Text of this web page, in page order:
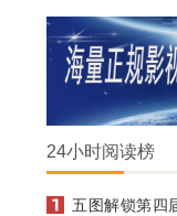
24小时阅读榜
五图解锁第四